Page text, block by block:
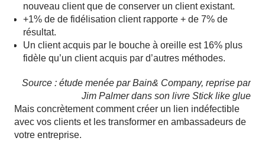
nouveau client que de conserver un client existant.
+1% de de fidélisation client rapporte + de 7% de
résultat.
Un client acquis par le bouche à oreille est 16% plus
fidèle qu’un client acquis par d’autres méthodes.
Source : étude menée par Bain& Company, reprise par
Jim Palmer dans son livre Stick like glue
Mais concrètement comment créer un lien indéfectible
avec vos clients et les transformer en ambassadeurs de
votre entreprise.